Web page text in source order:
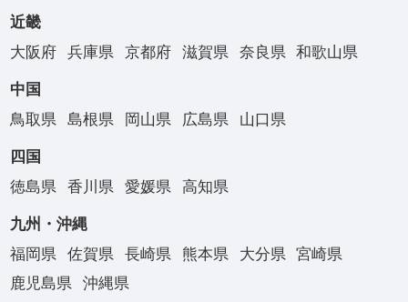
近畿
大阪府
兵庫県 京都府 滋賀県 奈良県 和歌山県
中国
鳥取県
島根県 岡山県 広島県 山口県
四国
徳島県
香川県 愛媛県 高知県
九州・沖縄
福岡県
佐賀県 長崎県 熊本県 大分県
宮崎県
鹿児島県
沖縄県